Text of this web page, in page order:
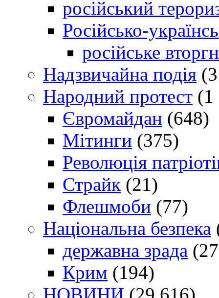
російський
Російсько-
російське
Надзвичайна подія
Народний протест (1
Євромайдан (648)
Мітинги (375)
Революція
Страйк (21)
Флешмоби (77)
Національна безпека
державна зрада
Крим (194)